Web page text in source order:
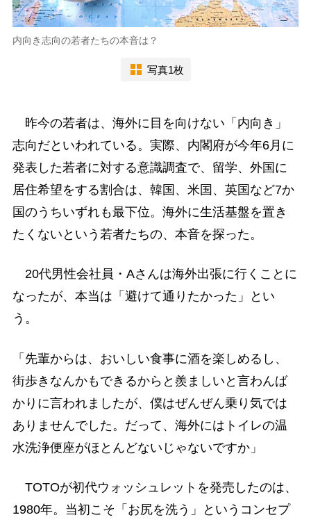
内向き志向の若者たちの本音は？
写真1枚
昨今の若者は、海外に目を向けない「内向き」
志向だといわれている。実際、内閣府が今年6月に
発表した若者に対する意識調査で、留学、外国に
居住希望をする割合は、韓国、米国、英国など7か
国のうちいずれも最下位。海外に生活基盤を置き
たくないという若者たちの、本音を探った。
20代男性会社員・Aさんは海外出張に行くことに
なったが、本当は「避けて通りたかった」とい
う。
「先輩からは、おいしい食事に酒を楽しめるし、
街歩きなんかもできるからと羨ましいと言わんば
かりに言われましたが、僕はぜんぜん乗り気では
ありませんでした。だって、海外にはトイレの温
水洗浄便座がほとんどないじゃないですか」
TOTOが初代ウォッシュレットを発売したのは、
1980年。当初こそ「お尻を洗う」というコンセプ